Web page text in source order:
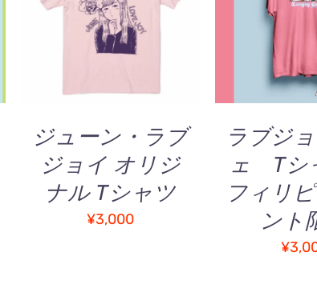
5段階中
5.00の評価
オプションを選択
に
複
数
の
バ
リ
QUICK VIEW
ジューン・ラブ
ジョイ オリジ
ナル Tシャツ
¥3,000
お買い物カゴ
QUICK
ラブジ
ェ T
フィリ
ント
¥